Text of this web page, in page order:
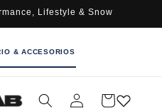
Lifestyle & Snow
& ACCESORIOS
Iniciar
sesión
Carrito